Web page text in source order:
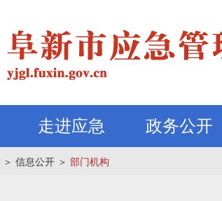
走进应急 政务公开
＞ 信息公开 ＞ 部门机构